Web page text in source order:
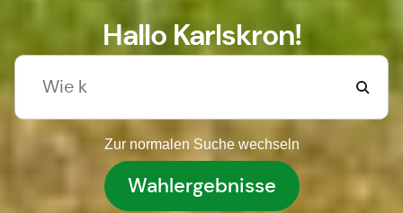
Hallo Karlskron!
Zur normalen Suche wechseln
Wahlergebnisse